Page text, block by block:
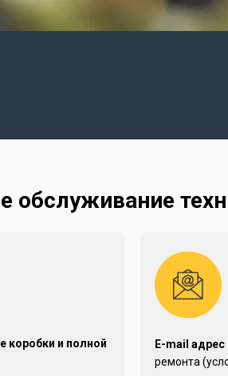
обслуживание
коробки и полной
E-mail адрес
ремонта